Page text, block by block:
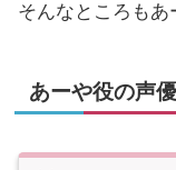
そんなところもあ
あーや役の声